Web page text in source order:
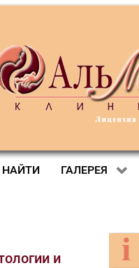
НАЙТИ ГАЛЕРЕЯ
и